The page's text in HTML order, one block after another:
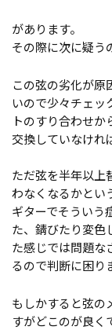
があります。
その際に次に疑う
この弦の劣化が原
いので少々チェッ
トのすり合わせ
交換していなけれ
ただ弦を半年以上
わなくなるかとい
ギターでそういう
た、錆びたり変色
た感じでは問題な
るので判断に困り
もしかすると弦の
すがどこのが良く